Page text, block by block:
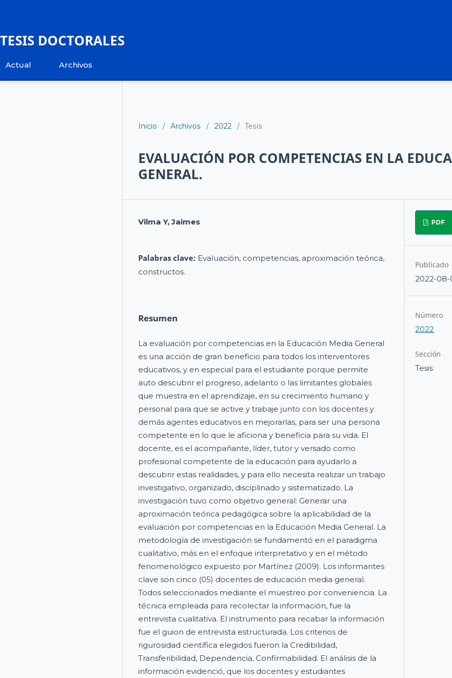
TESIS DOCTORALES
Actual Archivos
Inicio / Archivos / 2022 / Tesis
EVALUACIÓN POR COMPETENCIAS EN LA
GENERAL.
Vilma Y, Jaimes
Palabras clave: Evaluación, competencias, aproximación teórica,
constructos.
Resumen
La evaluación por competencias en la Educación Media General
es una acción de gran beneficio para todos los interventores
educativos, y en especial para el estudiante porque permite
auto descubrir el progreso, adelanto o las limitantes globales
que muestra en el aprendizaje, en su crecimiento humano y
personal para que se active y trabaje junto con los docentes y
demás agentes educativos en mejorarlas, para ser una persona
competente en lo que le aficiona y beneficia para su vida. El
docente, es el acompañante, líder, tutor y versado como
profesional competente de la educación para ayudarlo a
descubrir estas realidades, y para ello necesita realizar un trabajo
investigativo, organizado, disciplinado y sistematizado. La
investigación tuvo como objetivo general: Generar una
aproximación teórica pedagógica sobre la aplicabilidad de la
evaluación por competencias en la Educación Media General. La
metodología de investigación se fundamentó en el paradigma
cualitativo, más en el enfoque interpretativo y en el método
fenomenológico expuesto por Martínez (2009). Los informantes
clave son cinco (05) docentes de educación media general.
Todos seleccionados mediante el muestreo por conveniencia. La
técnica empleada para recolectar la información, fue la
entrevista cualitativa. El instrumento para recabar la información
fue el guion de entrevista estructurada. Los criterios de
rigurosidad científica elegidos fueron la Credibilidad,
Transferibilidad, Dependencia, Confirmabilidad. El análisis de la
información evidenció, que los docentes y estudiantes
PDF
Publicado
2022-08-
Número
2022
Sección
Tesis